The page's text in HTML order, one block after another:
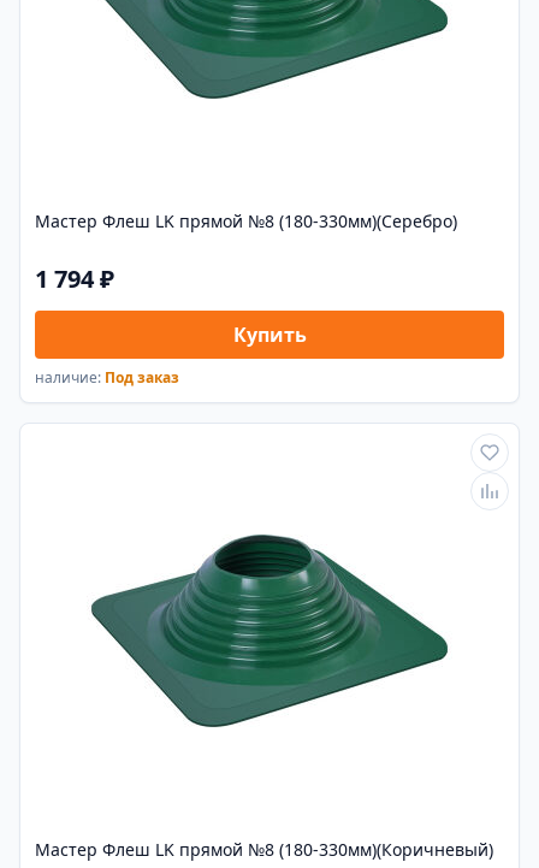
Мастер Флеш LK прямой №8 (180-330мм)(Серебро)
1 794 ₽
Купить
наличие: Под заказ
Мастер Флеш LK прямой №8 (180-330мм)(Коричневый)